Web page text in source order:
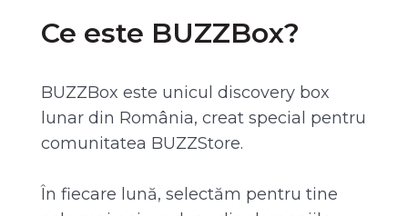
Ce este BUZZBox?
BUZZBox este unicul discovery box
lunar din România, creat special pentru
comunitatea BUZZStore.
În fiecare lună, selectăm pentru tine